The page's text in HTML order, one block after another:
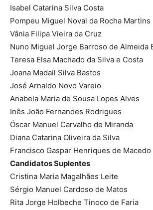
Isabel Catarina Silva Costa
Pompeu Miguel Noval da Rocha Martins
Vânia Filipa Vieira da Cruz
Nuno Miguel Jorge Barroso de Almeida
Teresa Elsa Machado da Silva e Costa
Joana Madail Silva Bastos
José Arnaldo Novo Vareio
Anabela Maria de Sousa Lopes Alves
Inês João Fernandes Rodrigues
Óscar Manuel Carvalho de Miranda
Diana Catarina Oliveira da Silva
Francisco Gaspar Henriques de Macedo
Candidatos Suplentes
Cristina Maria Magalhães Leite
Sérgio Manuel Cardoso de Matos
Rita Jorge Holbeche Tinoco de Faria